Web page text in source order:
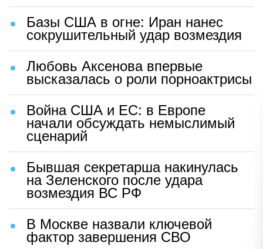
Базы США в огне: Иран нанес
сокрушительный удар возмездия
Любовь Аксенова впервые
высказалась о роли порноактрисы
Война США и ЕС: в Европе
начали обсуждать немыслимый
сценарий
Бывшая секретарша накинулась
на Зеленского после удара
возмездия ВС РФ
В Москве назвали ключевой
фактор завершения СВО